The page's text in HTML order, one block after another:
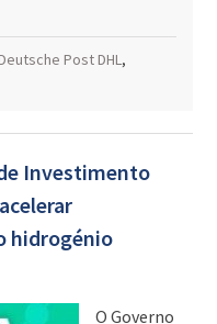
Post DHL,
Investimento
hidrogénio
O Governo